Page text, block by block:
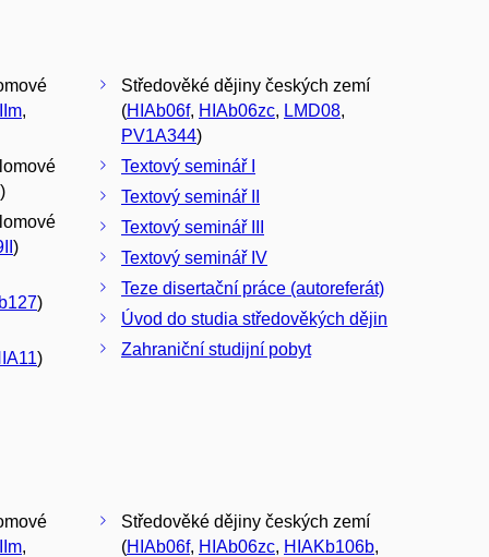
,
)
)
)
)
Středověké dějiny českých zemí
(HIAb06f, HIAb06zc, LMD08,
PV1A344)
Textový seminář I
Textový seminář II
Textový seminář III
Textový seminář IV
Teze disertační práce (autoreferát)
Úvod do studia středověkých dějin
Zahraniční studijní pobyt
,
Středověké dějiny českých zemí
(HIAb06f, HIAb06zc, HIAKb106b,